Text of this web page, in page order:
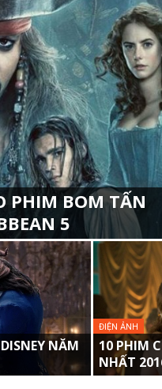
PHIM BOM TẤN
5
NĂM
ĐIỆN ẢNH
10 PHIM
NHẤT